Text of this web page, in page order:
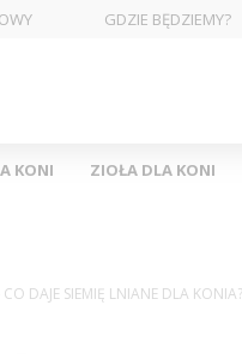
GDZIE BĘDZIEMY?
KONI ZIOŁA DLA KONI
CO DAJE SIEMIĘ LNIANE DLA KONIA?